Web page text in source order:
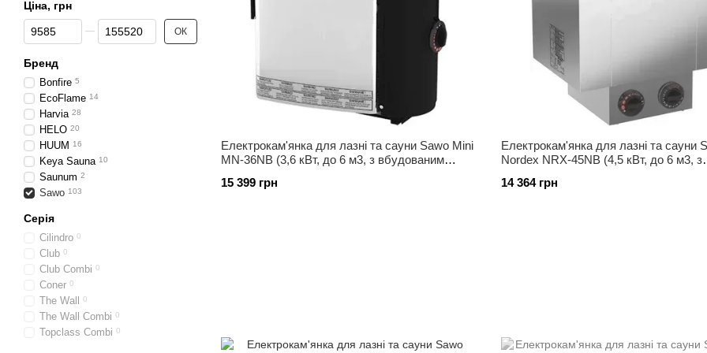
Електрокам'янка для лазні та сауни Sawo Mini
MN-36NB (3,6 кВт, до 6 м3, з вбудованим
15 399 грн
Електрокам'янка для лазні та сауни
Nordex NRX-45NB (4,5 кВт, до 6 м3, з
14 364 грн
Ціна, грн
Від Ціна, грн
До Ціна, грн ОК
Бренд
Bonfire 5
EcoFlame 14
Harvia 28
HELO 20
HUUM 16
Keya Sauna 10
Saunum 2
Sawo 103
Серія
Cilindro 0
Club 0
Club Combi 0
Coner 0
The Wall 0
The Wall Combi 0
Topclass Combi 0